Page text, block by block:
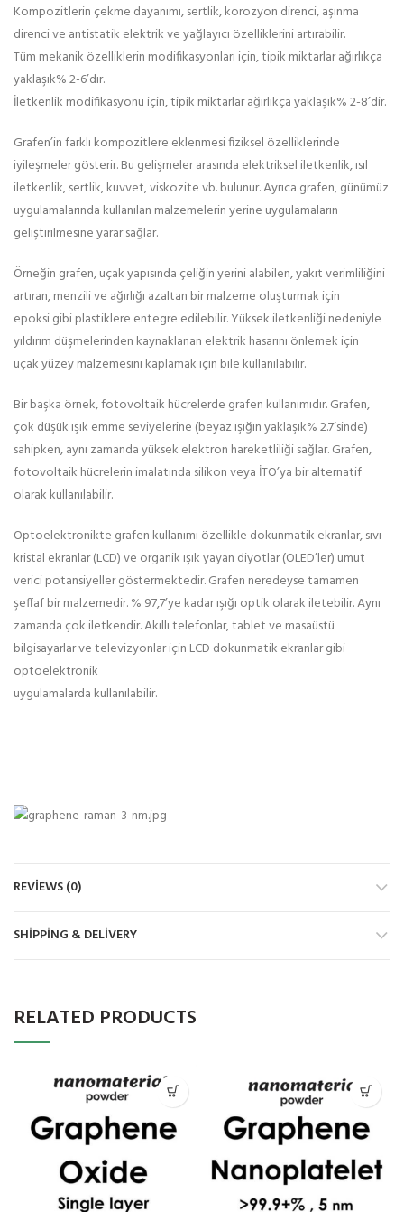
Kompozitlerin çekme dayanımı, sertlik, korozyon direnci, aşınma
direnci ve antistatik elektrik ve yağlayıcı özelliklerini artırabilir.
Tüm mekanik özelliklerin modifikasyonları için, tipik miktarlar ağırlıkça
yaklaşık% 2-6’dır.
İletkenlik modifikasyonu için, tipik miktarlar ağırlıkça yaklaşık% 2-8’dir.
Grafen’in farklı kompozitlere eklenmesi fiziksel özelliklerinde
iyileşmeler gösterir. Bu gelişmeler arasında elektriksel iletkenlik, ısıl
iletkenlik, sertlik, kuvvet, viskozite vb. bulunur. Ayrıca grafen, günümüz
uygulamalarında kullanılan malzemelerin yerine uygulamaların
geliştirilmesine yarar sağlar.
Örneğin grafen, uçak yapısında çeliğin yerini alabilen, yakıt verimliliğini
artıran, menzili ve ağırlığı azaltan bir malzeme oluşturmak için
epoksi gibi plastiklere entegre edilebilir. Yüksek iletkenliği nedeniyle
yıldırım düşmelerinden kaynaklanan elektrik hasarını önlemek için
uçak yüzey malzemesini kaplamak için bile kullanılabilir.
Bir başka örnek, fotovoltaik hücrelerde grafen kullanımıdır. Grafen,
çok düşük ışık emme seviyelerine (beyaz ışığın yaklaşık% 2.7’sinde)
sahipken, aynı zamanda yüksek elektron hareketliliği sağlar. Grafen,
fotovoltaik hücrelerin imalatında silikon veya İTO’ya bir alternatif
olarak kullanılabilir.
Optoelektronikte grafen kullanımı özellikle dokunmatik ekranlar, sıvı
kristal ekranlar (LCD) ve organik ışık yayan diyotlar (OLED’ler) umut
verici potansiyeller göstermektedir. Grafen neredeyse tamamen
şeffaf bir malzemedir. % 97,7’ye kadar ışığı optik olarak iletebilir. Aynı
zamanda çok iletkendir. Akıllı telefonlar, tablet ve masaüstü
bilgisayarlar ve televizyonlar için LCD dokunmatik ekranlar gibi
optoelektronik
uygulamalarda kullanılabilir.
REVIEWS (0)
SHIPPING & DELIVERY
RELATED PRODUCTS